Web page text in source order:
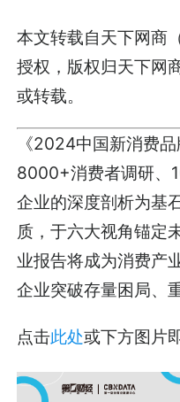
本文转载自天下网商
授权，版权归天下网
或转载。
《2024中国新消费
8000+消费者调研、
企业的深度剖析为基
质，于六大视角锚定
业报告将成为消费产
企业突破存量困局、
点击此处或下方图片